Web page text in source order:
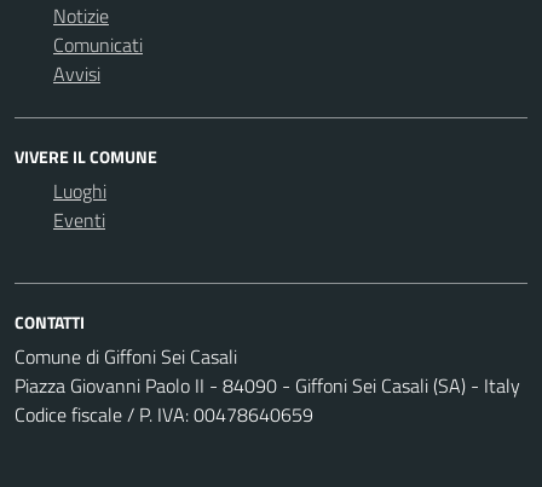
Notizie
Comunicati
Avvisi
VIVERE IL COMUNE
Luoghi
Eventi
CONTATTI
Comune di Giffoni Sei Casali
Piazza Giovanni Paolo II - 84090 - Giffoni Sei Casali (SA) - Italy
Codice fiscale / P. IVA: 00478640659